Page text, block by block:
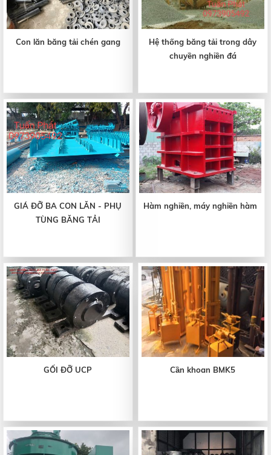
Con lăn băng tải chén gang
Hệ thống băng tải trong dây
chuyền nghiền đá
GIÁ ĐỠ BA CON LĂN - PHỤ
TÙNG BĂNG TẢI
Hàm nghiền, máy nghiền hàm
GỐI ĐỠ UCP Cần khoan BMK5